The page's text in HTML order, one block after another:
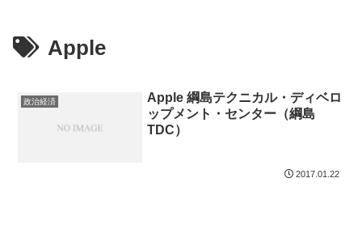
Apple
政治経済
Apple 綱島テクニカル・ディベロ
ップメント・センター（綱島
TDC）
2017.01.22